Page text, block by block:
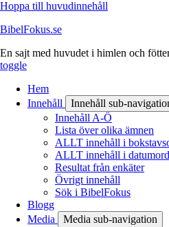
Hoppa till huvudinnehåll
BibelFokus.se
En sajt med huvudet i himlen och
toggle
Hem
Innehåll
Innehåll sub-
Innehåll A-Ö
Lista över olika ämnen
ALLT innehåll i
ALLT innehåll i
Resultat från enkäter
Övrigt innehåll
Sök i BibelFokus
Blogg
Media
Media sub-navigation